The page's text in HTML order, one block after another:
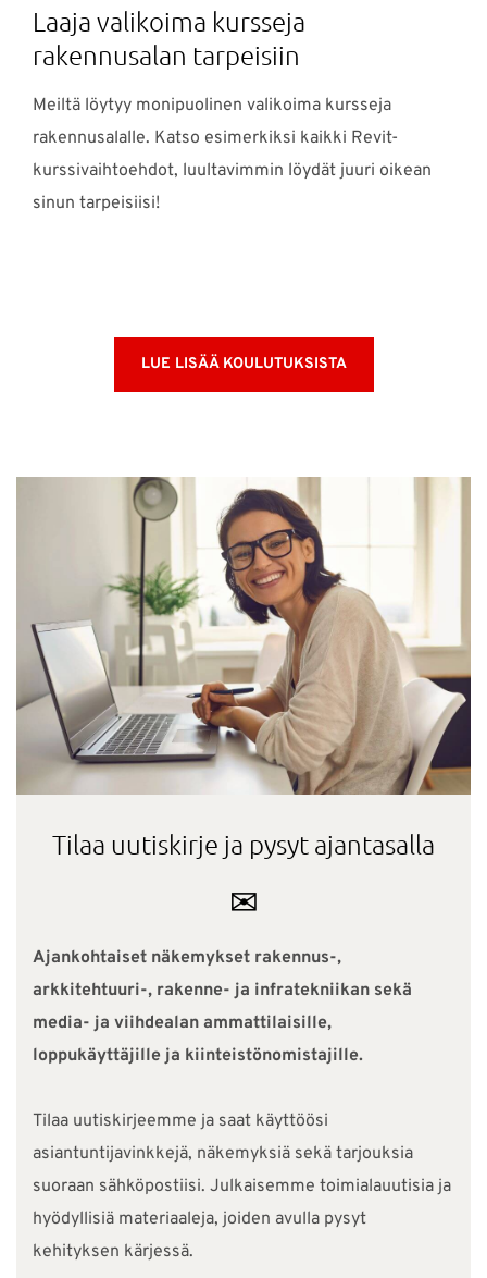
Laaja valikoima kursseja
rakennusalan tarpeisiin
Meiltä löytyy monipuolinen valikoima kursseja
rakennusalalle. Katso esimerkiksi kaikki Revit-
kurssivaihtoehdot, luultavimmin löydät juuri oikean
sinun tarpeisiisi!
LUE LISÄÄ KOULUTUKSISTA
Tilaa uutiskirje ja pysyt ajantasalla
✉
Ajankohtaiset näkemykset rakennus-,
arkkitehtuuri-, rakenne- ja infratekniikan sekä
media- ja viihdealan ammattilaisille,
loppukäyttäjille ja kiinteistönomistajille.
Tilaa uutiskirjeemme ja saat käyttöösi
asiantuntijavinkkejä, näkemyksiä sekä tarjouksia
suoraan sähköpostiisi. Julkaisemme toimialauutisia ja
hyödyllisiä materiaaleja, joiden avulla pysyt
kehityksen kärjessä.